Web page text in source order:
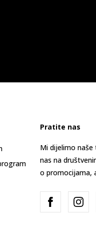
Pratite nas
Mi dijelimo
nas na
o promocijama,